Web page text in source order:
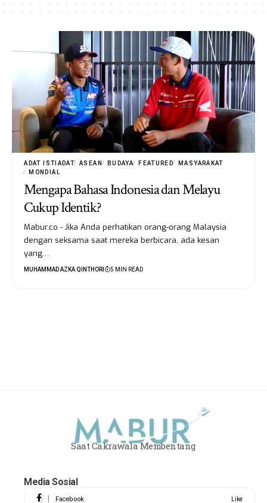
ADAT ISTIADAT ASEAN BUDAYA FEATURED
MASYARAKAT
MONDIAL
Mengapa Bahasa Indonesia dan Melayu
Cukup Identik?
Mabur.co - Jika Anda perhatikan orang-orang Malaysia
dengan seksama saat mereka berbicara, ada kesan
yang…
MUHAMMAD AZKA QINTHORI 5 MIN READ
Saat Cakrawala Membentang
Media Sosial
Facebook Like